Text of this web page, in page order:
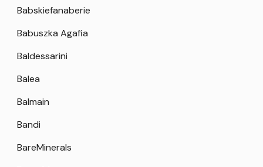
Babskiefanaberie
Babuszka Agafia
Baldessarini
Balea
Balmain
Bandi
BareMinerals